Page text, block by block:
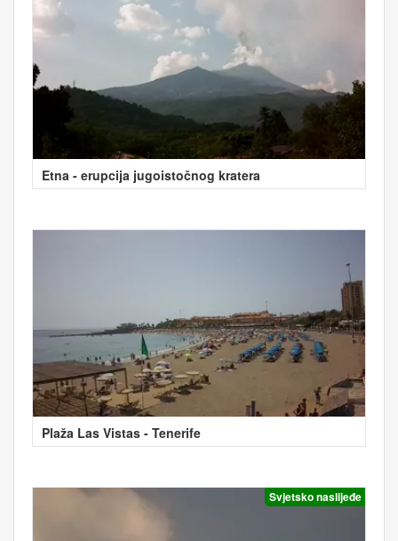
Etna - erupcija jugoistočnog kratera
Plaža Las Vistas - Tenerife
Svjetsko naslijeđe